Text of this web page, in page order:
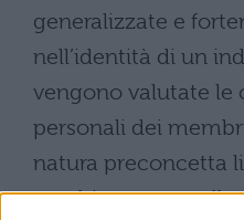
generalizzate e
nell’identità di un
vengono valutate le
personali dei
natura preconcetta
cambiamento e alle